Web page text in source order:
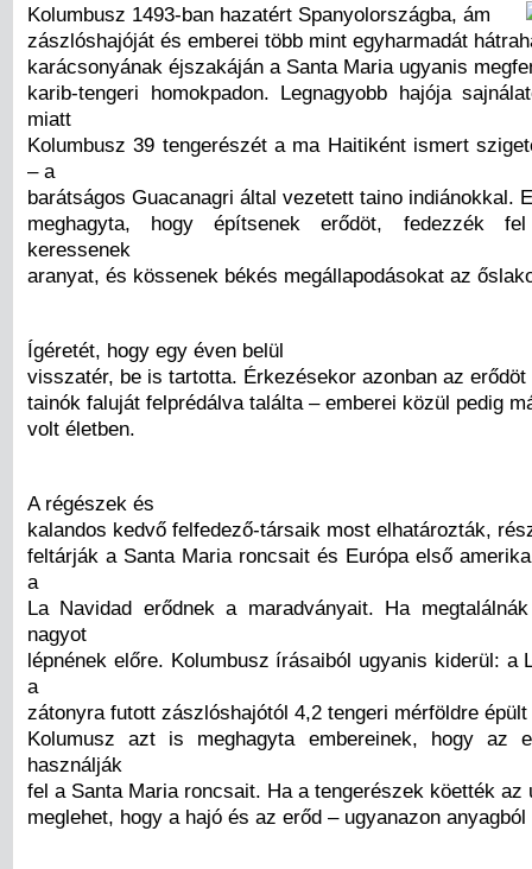
Kolumbusz 1493-ban hazatért Spanyolországba, ám
zászlóshajóját és emberei több mint egyharmadát
karácsonyának éjszakáján a Santa Maria ugyanis
karib-tengeri homokpadon. Legnagyobb hajója
miatt
Kolumbusz 39 tengerészét a ma Haitiként ismert
– a
barátságos Guacanagri által vezetett taino indiánokkal.
meghagyta, hogy építsenek erődöt, fedezzék
keressenek
aranyat, és kössenek békés megállapodásokat az
Ígéretét, hogy egy éven belül
visszatér, be is tartotta. Érkezésekor azonban az
tainók faluját felprédálva találta – emberei közül pedig
volt életben.
A régészek és
kalandos kedvő felfedező-társaik most elhatározták,
feltárják a Santa Maria roncsait és Európa első
a
La Navidad erődnek a maradványait. Ha
nagyot
lépnének előre. Kolumbusz írásaiból ugyanis kiderül: a
a
zátonyra futott zászlóshajótól 4,2 tengeri mérföldre
Kolumusz azt is meghagyta embereinek, hogy az
használják
fel a Santa Maria roncsait. Ha a tengerészek köették az
meglehet, hogy a hajó és az erőd – ugyanazon